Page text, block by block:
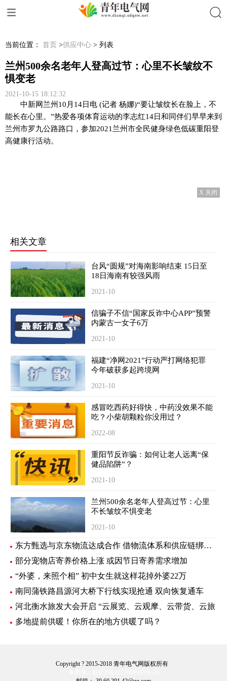
当前位置： 首页 >供应中心 > 列表
兰州500余名老年人登高过节：心里不长皱纹不
惧变老
2021-10-15 18:12:32
中新网兰州10月14日电 (记者 杨娜)“要让皱纹长在脸上，不
能长在心里。”热爱各项体育运动的李志红14日和同伴们早早来到
兰州市罗九公路路口，参加2021兰州市全民健身绿色低碳重阳登
高健康行活动。
X 关闭
相关文章
台风“圆规”对海南影响结束 15日至
18日海南有较强风雨
2021-10
信骗子不信“国家反诈中心APP”预警
内蒙古一女子6万
2021-10
福建“净网2021”行动严打网络犯罪
今年破获多起跨境网
2021-10
感冒吃西药好得快，中药没效果不能
吃？小柴胡颗粒你没用过？
2022-08
重阳节反诈骗：如何让老人远离“保
健品陷阱”？
2021-10
兰州500余名老年人登高过节：心里
不长皱纹不惧变老
2021-10
东方甄选与京东物流达成合作 借物流体系和供应链绑定新样板
部分宠物店寄养价格上涨 或因节日寄养需求增加
“外婆，来照个相” 初中女生就这样花掉外婆22万
南同蒲铁路昌源河大桥下行线实现抢通 双向恢复通车
河北衡水旅发大会开启 “云展览、云观摩、云带货、云旅
多地提前供暖！你所在的地方供暖了吗？
Copyright ? 2015-2018 青年电气网版权所有